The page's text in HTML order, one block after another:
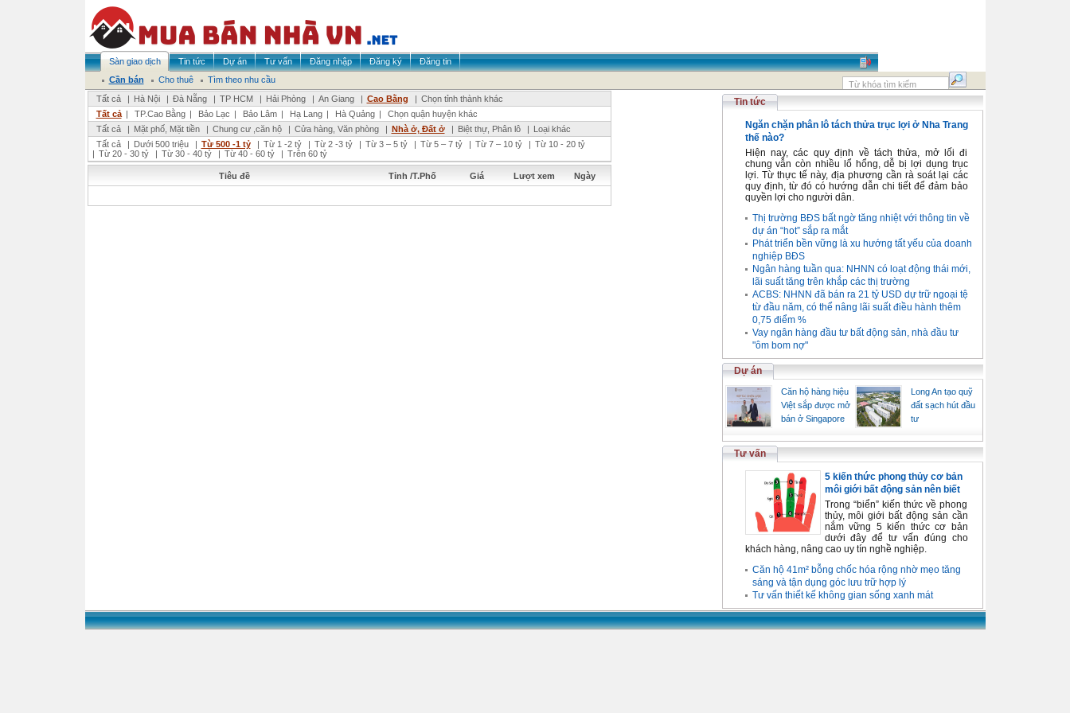
Sàn giao dịch Tin tức Dự án Tư vấn Đăng nhập Đăng ký
Đăng tin
Cần bán
Cho thuê
Tìm theo nhu cầu
Tất cả
| Hà Nội | Đà Nẵng | TP HCM | Hải Phòng | An Giang | Cao Bằng | Chọn tỉnh thành khác
Tất cả | TP.Cao Bằng | Bảo Lạc | Bảo Lâm | Hạ Lang | Hà Quảng |
Chọn quận huyện khác
Tất cả
| Mặt phố, Mặt tiền | Chung cư ,căn hộ | Cửa hàng, Văn phòng | Nhà ở, Đất ở | Biệt thự, Phân lô | Loại khác
Tất cả
| Dưới 500 triệu | Từ 500 -1 tỷ | Từ 1 -2 tỷ | Từ 2 -3 tỷ | Từ 3 – 5 tỷ | Từ 5 – 7 tỷ | Từ 7 – 10 tỷ | Từ 10 - 20 tỷ
| Từ 20 - 30 tỷ | Từ 30 - 40 tỷ | Từ 40 - 60 tỷ | Trên 60 tỷ
Tiêu đề Tỉnh /T.Phố Giá Lượt xem Ngày
Tin tức
Ngăn chặn phân lô tách thửa trục lợi ở Nha Trang
thế nào?
Hiện nay, các quy định về tách thửa, mở lối đi
chung vẫn còn nhiều lổ hổng, dễ bị lợi dụng trục
lợi. Từ thực tế này, địa phương cần rà soát lại các
quy định, từ đó có hướng dẫn chi tiết để đảm bảo
quyền lợi cho người dân.
Thị trường BĐS bất ngờ tăng nhiệt với thông tin về
dự án “hot” sắp ra mắt
Phát triển bền vững là xu hướng tất yếu của doanh
nghiệp BĐS
Ngân hàng tuần qua: NHNN có loạt động thái mới,
lãi suất tăng trên khắp các thị trường
ACBS: NHNN đã bán ra 21 tỷ USD dự trữ ngoại tệ
từ đầu năm, có thể nâng lãi suất điều hành thêm
0,75 điểm %
Vay ngân hàng đầu tư bất động sản, nhà đầu tư
"ôm bom nợ"
Dự án
Căn hộ hàng hiệu
Việt sắp được mở
bán ở Singapore
Long An tạo quỹ
đất sạch hút đầu
tư
Tư vấn
5 kiến thức phong thủy cơ bản
môi giới bất động sản nên biết
Trong “biển” kiến thức về phong
thủy, môi giới bất động sản cần
nắm vững 5 kiến thức cơ bản
dưới đây để tư vấn đúng cho
khách hàng, nâng cao uy tín nghề nghiệp.
Căn hộ 41m² bỗng chốc hóa rộng nhờ mẹo tăng
sáng và tận dụng góc lưu trữ hợp lý
Tư vấn thiết kế không gian sống xanh mát